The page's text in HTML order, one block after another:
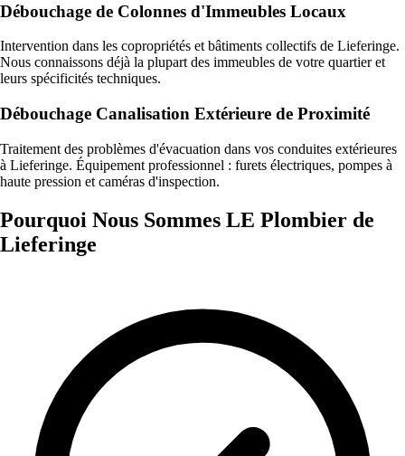
Débouchage de Colonnes d'Immeubles Locaux
Intervention dans les copropriétés et bâtiments collectifs de Lieferinge.
Nous connaissons déjà la plupart des immeubles de votre quartier et
leurs spécificités techniques.
Débouchage Canalisation Extérieure de Proximité
Traitement des problèmes d'évacuation dans vos conduites extérieures
à Lieferinge. Équipement professionnel : furets électriques, pompes à
haute pression et caméras d'inspection.
Pourquoi Nous Sommes LE Plombier de
Lieferinge